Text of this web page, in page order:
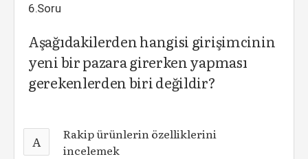
6.Soru
Aşağıdakilerden hangisi girişimcinin
yeni bir pazara girerken yapması
gerekenlerden biri değildir?
A
Rakip ürünlerin özelliklerini
incelemek